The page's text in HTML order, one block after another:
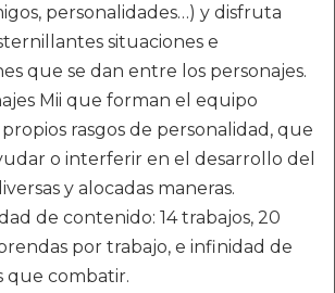
personalidades…) y disfruta
situaciones e
que se dan entre los personajes.
Mii que forman el equipo
rasgos de personalidad, que
o interferir en el desarrollo del
y alocadas maneras.
de contenido: 14 trabajos, 20
por trabajo, e infinidad de
que combatir.